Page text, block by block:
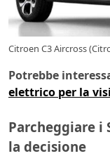
Citroen C3 Aircross
Potrebbe
elettrico per la
Parcheggiare i
la decisione